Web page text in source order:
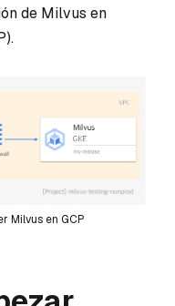
de Milvus en
Milvus en GCP